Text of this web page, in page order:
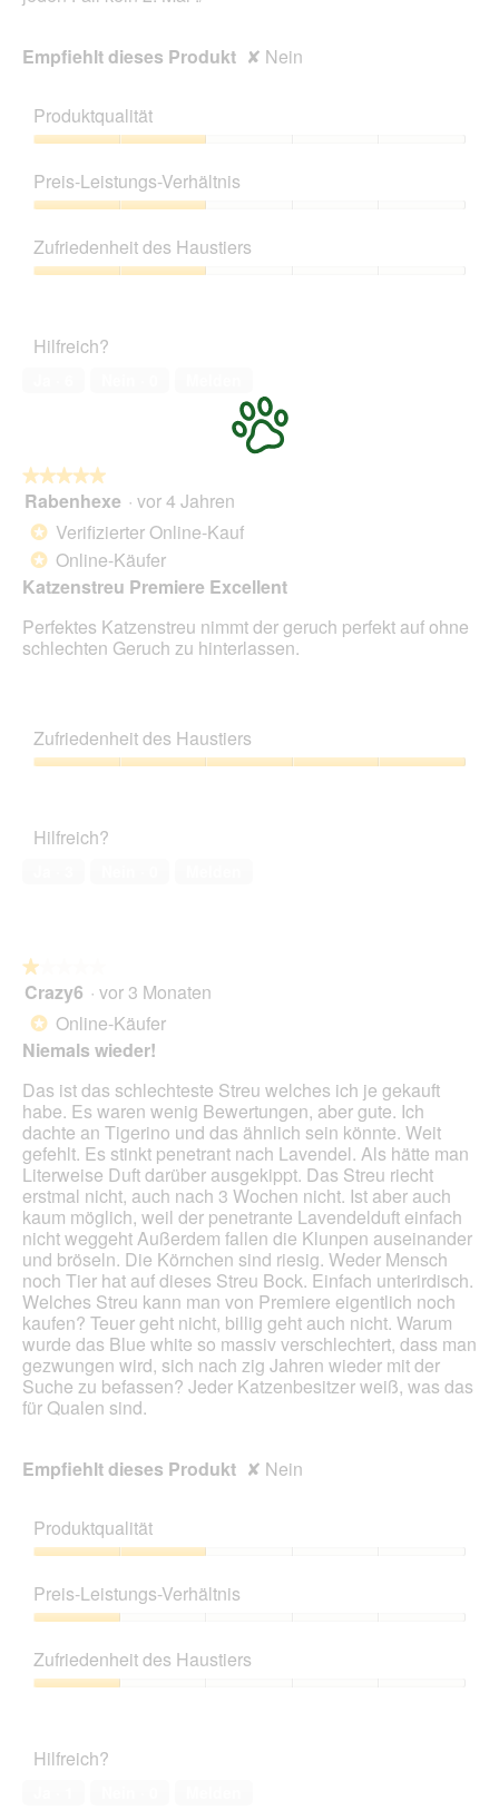
Empfiehlt dieses Produkt ✘ Nein
Produktqualität
2
von
5
Preis-Leistungs-Verhältnis
Leistungs-
Verhältnis,
2
Zufriedenheit des Haustiers
2
Hilfreich?
★★★★★
★★★★★
5
Sternen.
Rabenhexe · vor 4 Jahren
* Verifizierter Online-Kauf
* Online-Käufer
Katzenstreu Premiere Excellent
Perfektes Katzenstreu nimmt der geruch perfekt auf ohne
schlechten Geruch zu hinterlassen.
Zufriedenheit des Haustiers
5
Hilfreich?
★★★★★
★★★★★
1
Sternen.
Crazy6 · vor 3 Monaten
* Online-Käufer
Niemals wieder!
Das ist das schlechteste Streu welches ich je gekauft
habe. Es waren wenig Bewertungen, aber gute. Ich
dachte an Tigerino und das ähnlich sein könnte. Weit
gefehlt. Es stinkt penetrant nach Lavendel. Als hätte man
Literweise Duft darüber ausgekippt. Das Streu riecht
erstmal nicht, auch nach 3 Wochen nicht. Ist aber auch
kaum möglich, weil der penetrante Lavendelduft einfach
nicht weggeht Außerdem fallen die Klunpen auseinander
und bröseln. Die Körnchen sind riesig. Weder Mensch
noch Tier hat auf dieses Streu Bock. Einfach unterirdisch.
Welches Streu kann man von Premiere eigentlich noch
kaufen? Teuer geht nicht, billig geht auch nicht. Warum
wurde das Blue white so massiv verschlechtert, dass man
gezwungen wird, sich nach zig Jahren wieder mit der
Suche zu befassen? Jeder Katzenbesitzer weiß, was das
für Qualen sind.
Empfiehlt dieses Produkt ✘ Nein
Produktqualität
2
von
5
Preis-Leistungs-Verhältnis
Leistungs-
Verhältnis,
1
Zufriedenheit des Haustiers
1
Hilfreich?